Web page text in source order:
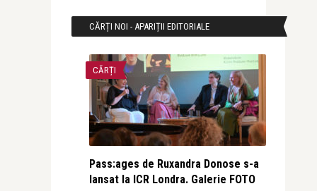
CĂRȚI NOI - APARIȚII EDITORIALE
CĂRȚI
Pass:ages de Ruxandra Donose s-a
lansat la ICR Londra. Galerie FOTO